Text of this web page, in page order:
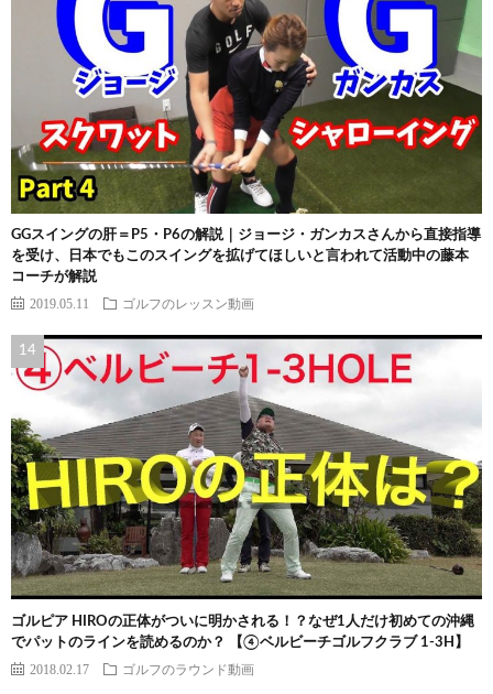
GGスイングの肝＝P5・P6の解説｜ジョージ・ガンカスさんから直接指導
を受け、日本でもこのスイングを拡げてほしいと言われて活動中の藤本
コーチが解説
2019.05.11 ゴルフのレッスン動画
ゴルピア HIROの正体がついに明かされる！？なぜ1人だけ初めての沖縄
でパットのラインを読めるのか？ 【④ベルビーチゴルフクラブ 1-3H】
2018.02.17 ゴルフのラウンド動画